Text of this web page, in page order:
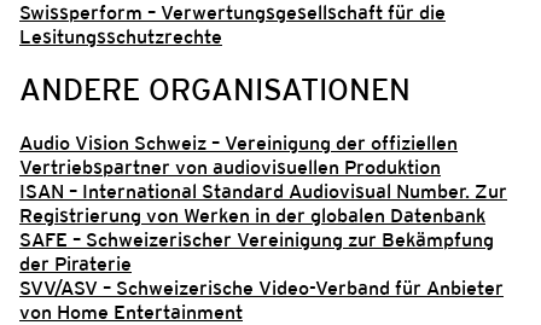
Swissperform – Verwertungsgesellschaft für die
Lesitungsschutzrechte
ANDERE ORGANISATIONEN
Audio Vision Schweiz – Vereinigung der offiziellen
Vertriebspartner von audiovisuellen Produktion
ISAN – International Standard Audiovisual Number. Zur
Registrierung von Werken in der globalen Datenbank
SAFE – Schweizerischer Vereinigung zur Bekämpfung
der Piraterie
SVV/ASV – Schweizerische Video-Verband für Anbieter
von Home Entertainment